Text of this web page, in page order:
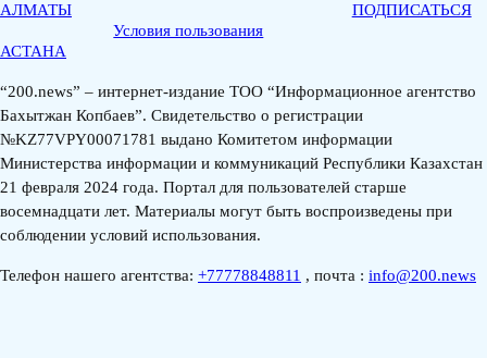
АЛМАТЫ
АСТАНА
Условия пользования
ПОДПИСАТЬСЯ
“200.news” – интернет-издание ТОО “Информационное агентство
Бахытжан Копбаев”. Свидетельство о регистрации
№KZ77VPY00071781 выдано Комитетом информации
Министерства информации и коммуникаций Республики Казахстан
21 февраля 2024 года. Портал для пользователей старше
восемнадцати лет. Материалы могут быть воспроизведены при
соблюдении условий использования.
Телефон нашего агентства: +77778848811 , почта : info@200.news